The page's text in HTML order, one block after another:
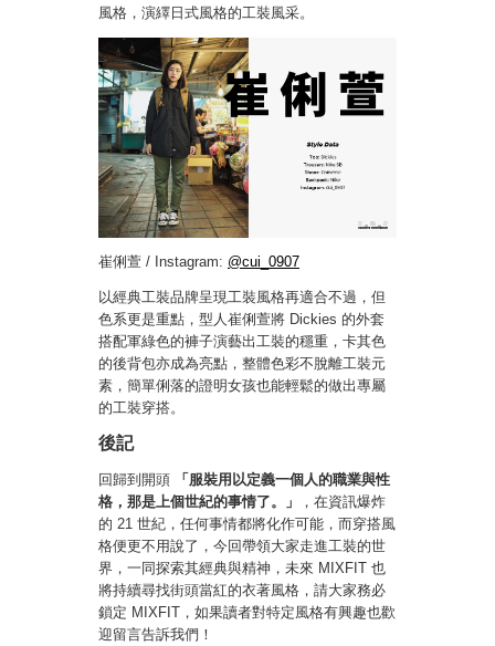
風格，演繹日式風格的工裝風采。
崔俐萱 / Instagram: @cui_0907
以經典工裝品牌呈現工裝風格再適合不過，但
色系更是重點，型人崔俐萱將 Dickies 的外套
搭配軍綠色的褲子演藝出工裝的穩重，卡其色
的後背包亦成為亮點，整體色彩不脫離工裝元
素，簡單俐落的證明女孩也能輕鬆的做出專屬
的工裝穿搭。
後記
回歸到開頭
「服裝用以定義一個人的職業與性
格，那是上個世紀的事情了。」
，在資訊爆炸
的 21 世紀，任何事情都將化作可能，而穿搭風
格便更不用說了，今回帶領大家走進工裝的世
界，一同探索其經典與精神，未來 MIXFIT 也
將持續尋找街頭當紅的衣著風格，請大家務必
鎖定 MIXFIT，如果讀者對特定風格有興趣也歡
迎留言告訴我們！